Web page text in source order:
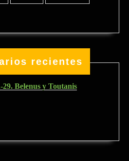
recientes
29. Belenus y Toutanis